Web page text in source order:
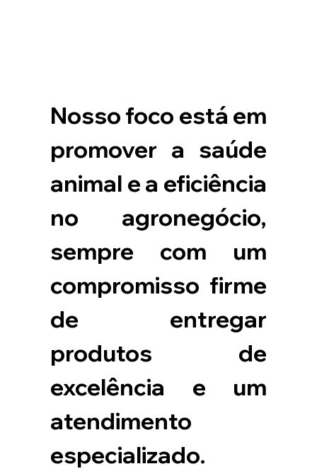
Nosso foco está em
promover a saúde
animal e a eficiência
no agronegócio,
sempre com um
compromisso firme
de entregar
produtos de
excelência e um
atendimento
especializado.